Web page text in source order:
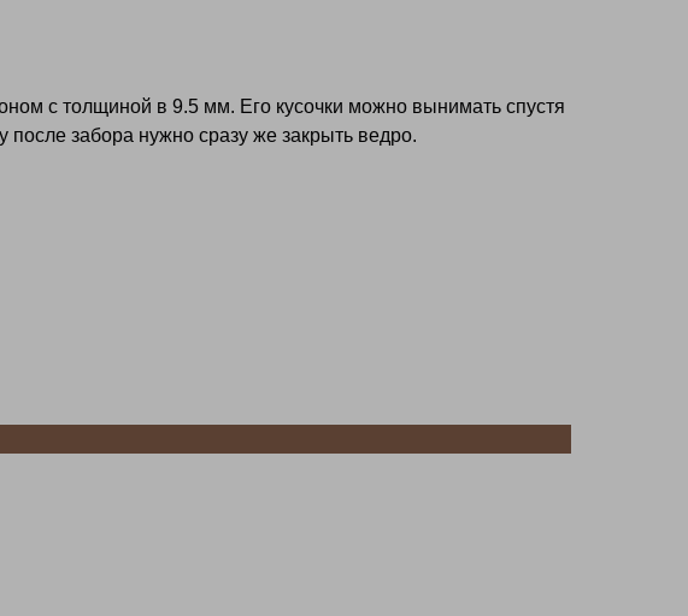
с толщиной в 9.5 мм. Его кусочки можно вынимать спустя
после забора нужно сразу же закрыть ведро.